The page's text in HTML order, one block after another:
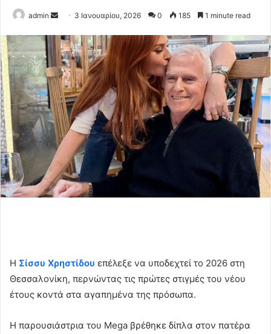
admin
Send
email
3 Ιανουαρίου, 2026 0 185 1 minute read
Η Σίσσυ Χρηστίδου επέλεξε να υποδεχτεί το 2026 στη
Θεσσαλονίκη, περνώντας τις πρώτες στιγμές του νέου
έτους κοντά στα αγαπημένα της πρόσωπα.
Η παρουσιάστρια του Mega βρέθηκε δίπλα στον πατέρα